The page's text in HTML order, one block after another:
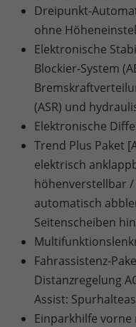
Dreipunkt-
ohne
Elektronische
Blockier-System
(ASR) und
Elektronische
Trend Plus Paket
elektrisch
höhenverstellbar /
automatisch
Seitenscheiben
Fahrassistenz-
Distanzregelung
Assist:
Einparkhilfe